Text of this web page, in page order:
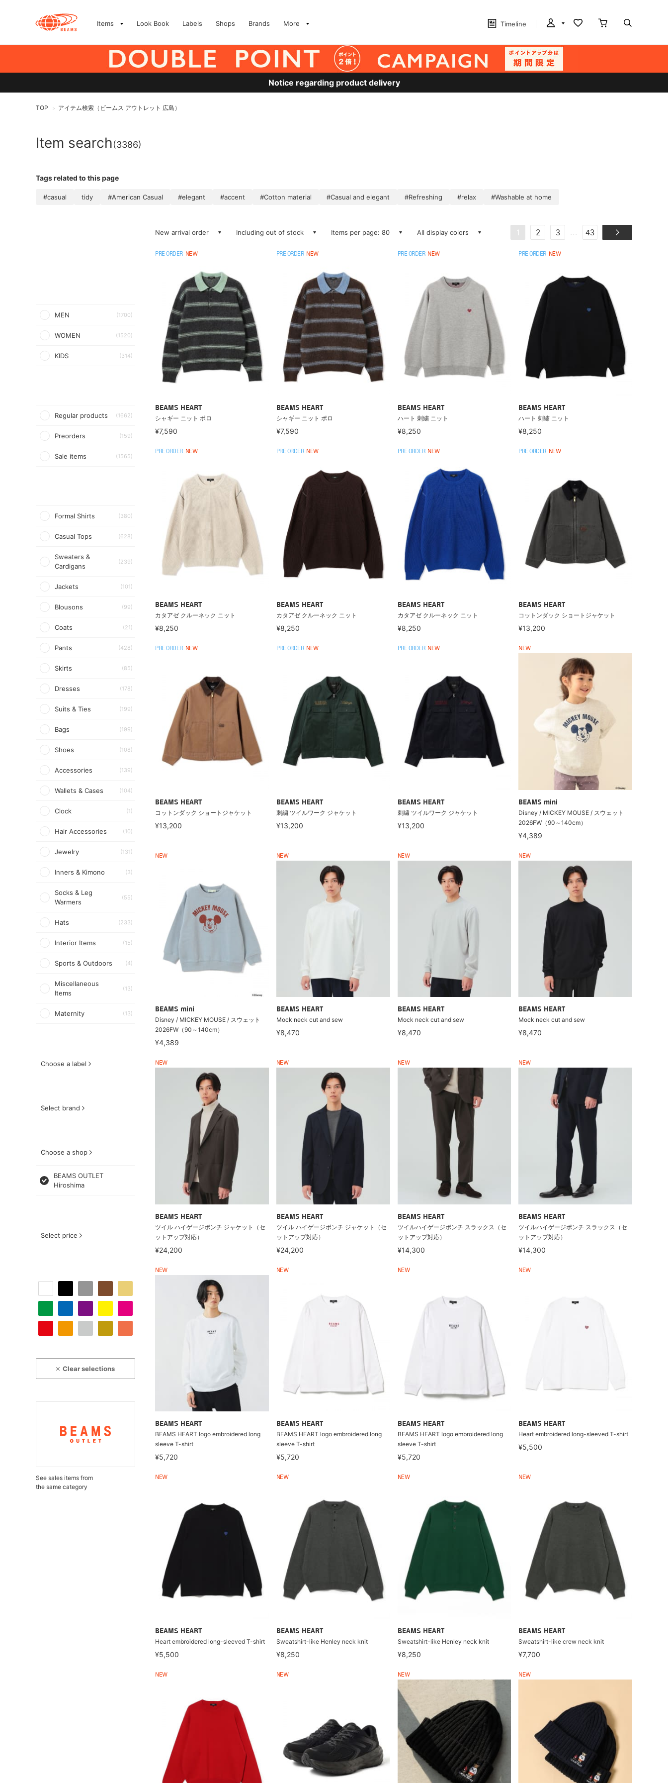
Items Look Book Labels Shops Brands More Timeline
Notice regarding product delivery
TOP > アイテム検索（ビームス アウトレット 広島）
Item search(3386)
Tags related to this page
#casual tidy #American Casual #elegant #accent #Cotton material #Casual and elegant #Refreshing #relax #Washable at home
MEN (1700)
WOMEN (1520)
KIDS (314)
Regular products (1662)
Preorders (159)
Sale items (1565)
Formal Shirts (380)
Casual Tops (628)
Sweaters &
Cardigans
(239)
Jackets (101)
Blousons (99)
Coats (21)
Pants (428)
Skirts (85)
Dresses (178)
Suits & Ties (199)
Bags (199)
Shoes (108)
Accessories (139)
Wallets & Cases (104)
Clock (1)
Hair Accessories (10)
Jewelry (131)
Inners & Kimono (3)
Socks & Leg
Warmers
(55)
Hats (233)
Interior Items (15)
Sports & Outdoors (4)
Miscellaneous
Items
(13)
Maternity (13)
Choose a label
Select brand
Choose a shop
BEAMS OUTLET
Hiroshima
Select price
Clear selections
See sales items from
the same category
New arrival order Including out of stock Items per page: 80 All display colors 1 2 3 ... 43
PRE ORDER NEW
BEAMS HEART
シャギー ニット ポロ
¥7,590
PRE ORDER NEW
BEAMS HEART
シャギー ニット ポロ
¥7,590
PRE ORDER NEW
BEAMS HEART
ハート 刺繍 ニット
¥8,250
PRE ORDER NEW
BEAMS HEART
ハート 刺繍 ニット
¥8,250
PRE ORDER NEW
BEAMS HEART
カタアゼ クルーネック ニット
¥8,250
PRE ORDER NEW
BEAMS HEART
カタアゼ クルーネック ニット
¥8,250
PRE ORDER NEW
BEAMS HEART
カタアゼ クルーネック ニット
¥8,250
PRE ORDER NEW
BEAMS HEART
コットンダック ショートジャケット
¥13,200
PRE ORDER NEW
BEAMS HEART
コットンダック ショートジャケット
¥13,200
PRE ORDER NEW
BEAMS HEART
刺繍 ツイルワーク ジャケット
¥13,200
PRE ORDER NEW
BEAMS HEART
刺繍 ツイルワーク ジャケット
¥13,200
NEW
BEAMS mini
Disney / MICKEY MOUSE / スウェット
2026FW（90～140cm）
¥4,389
NEW
BEAMS mini
Disney / MICKEY MOUSE / スウェット
2026FW（90～140cm）
¥4,389
NEW
BEAMS HEART
Mock neck cut and sew
¥8,470
NEW
BEAMS HEART
Mock neck cut and sew
¥8,470
NEW
BEAMS HEART
Mock neck cut and sew
¥8,470
NEW
BEAMS HEART
ツイル ハイゲージポンチ ジャケット（セ
ットアップ対応）
¥24,200
NEW
BEAMS HEART
ツイル ハイゲージポンチ ジャケット（セ
ットアップ対応）
¥24,200
NEW
BEAMS HEART
ツイルハイゲージポンチ スラックス（セ
ットアップ対応）
¥14,300
NEW
BEAMS HEART
ツイルハイゲージポンチ スラックス（セ
ットアップ対応）
¥14,300
NEW
BEAMS HEART
BEAMS HEART logo embroidered long
sleeve T-shirt
¥5,720
NEW
BEAMS HEART
BEAMS HEART logo embroidered long
sleeve T-shirt
¥5,720
NEW
BEAMS HEART
BEAMS HEART logo embroidered long
sleeve T-shirt
¥5,720
NEW
BEAMS HEART
Heart embroidered long-sleeved T-shirt
¥5,500
NEW
BEAMS HEART
Heart embroidered long-sleeved T-shirt
¥5,500
NEW
BEAMS HEART
Sweatshirt-like Henley neck knit
¥8,250
NEW
BEAMS HEART
Sweatshirt-like Henley neck knit
¥8,250
NEW
BEAMS HEART
Sweatshirt-like crew neck knit
¥7,700
NEW NEW NEW NEW